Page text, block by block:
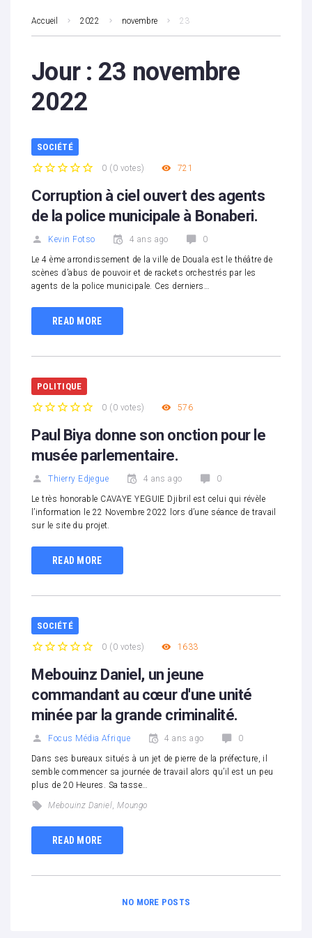
Accueil 2022 novembre 23
Jour : 23 novembre
2022
SOCIÉTÉ
0 ( 0 votes) 721
Corruption à ciel ouvert des agents
de la police municipale à Bonaberi.
Kevin Fotso 4 ans ago 0
Le 4 ème arrondissement de la ville de Douala est le théâtre de
scènes d’abus de pouvoir et de rackets orchestrés par les
agents de la police municipale. Ces derniers…
READ MORE
POLITIQUE
0 ( 0 votes) 576
Paul Biya donne son onction pour le
musée parlementaire.
Thierry Edjegue 4 ans ago 0
Le très honorable CAVAYE YEGUIE Djibril est celui qui révèle
l’information le 22 Novembre 2022 lors d’une séance de travail
sur le site du projet.
READ MORE
SOCIÉTÉ
0 ( 0 votes) 1633
Mebouinz Daniel, un jeune
commandant au cœur d'une unité
minée par la grande criminalité.
Focus Média Afrique 4 ans ago 0
Dans ses bureaux situés à un jet de pierre de la préfecture, il
semble commencer sa journée de travail alors qu’il est un peu
plus de 20 Heures. Sa tasse…
Mebouinz Daniel,Moungo
READ MORE
NO MORE POSTS